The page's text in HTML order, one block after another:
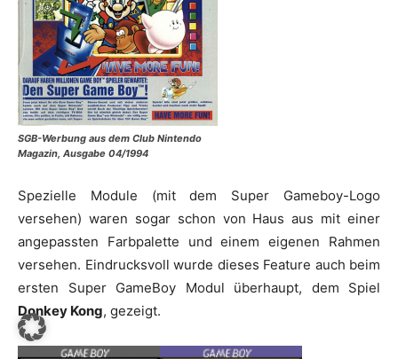
SGB-Werbung aus dem Club Nintendo
Magazin, Ausgabe 04/1994
Spezielle Module (mit dem Super Gameboy-Logo
versehen) waren sogar schon von Haus aus mit einer
angepassten Farbpalette und einem eigenen Rahmen
versehen. Eindrucksvoll wurde dieses Feature auch beim
ersten Super GameBoy Modul überhaupt, dem Spiel
Donkey Kong, gezeigt.